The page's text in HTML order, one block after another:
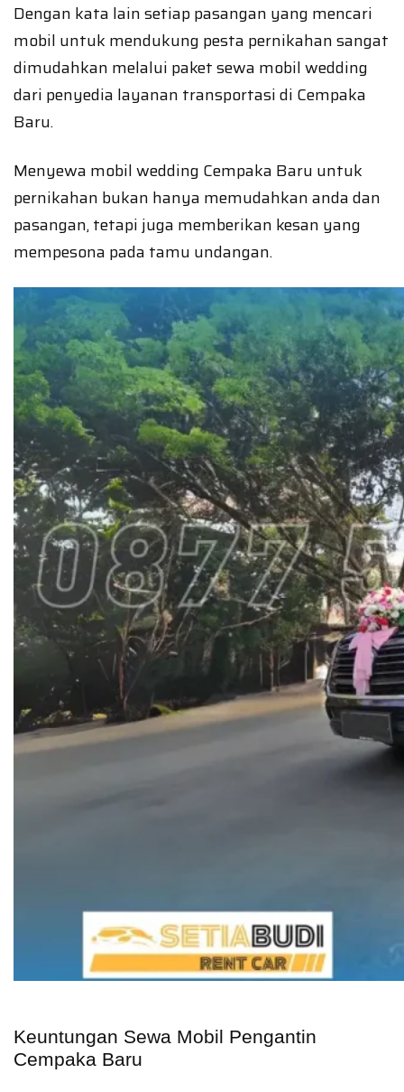
Dengan kata lain setiap pasangan yang mencari
mobil untuk mendukung pesta pernikahan sangat
dimudahkan melalui paket sewa mobil wedding
dari penyedia layanan transportasi di Cempaka
Baru.
Menyewa mobil wedding Cempaka Baru untuk
pernikahan bukan hanya memudahkan anda dan
pasangan, tetapi juga memberikan kesan yang
mempesona pada tamu undangan.
Keuntungan Sewa Mobil Pengantin
Cempaka Baru